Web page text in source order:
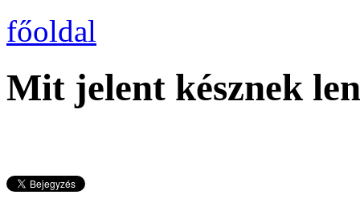
főoldal
Mit jelent késznek